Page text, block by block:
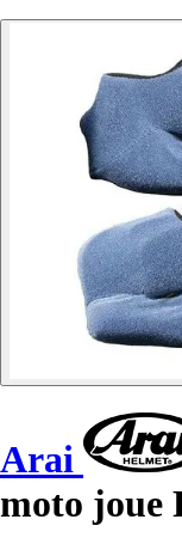
Arai
moto joue